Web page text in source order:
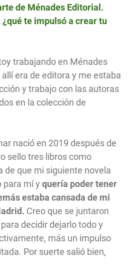
de Ménades Editorial.
¿qué te impulsó a crear tu
trabajando en Ménades
era de editora y me estaba
y trabajo con las autoras
en la colección de
nació en 2019 después de
sello tres libros como
de que mi siguiente novela
para mí y quería poder tener
estaba cansada de mi
Creo que se juntaron
decidir dejarlo todo y
más un impulso
Por suerte salió bien,